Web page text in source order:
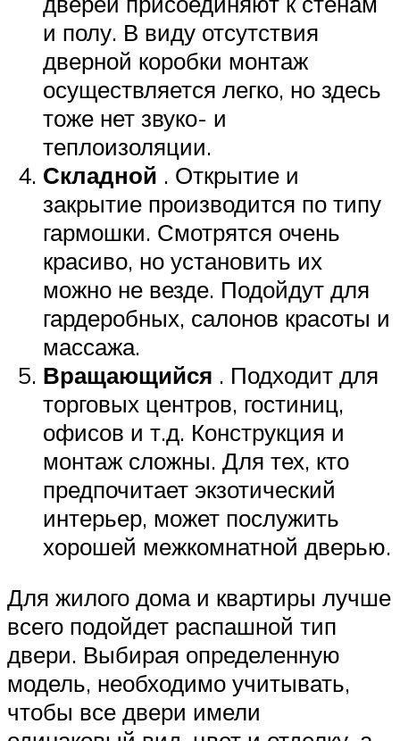
и полу. В виду отсутствия
дверной коробки монтаж
осуществляется легко, но здесь
тоже нет звуко- и
теплоизоляции.
Складной . Открытие и
закрытие производится по типу
гармошки. Смотрятся очень
красиво, но установить их
можно не везде. Подойдут для
гардеробных, салонов красоты и
массажа.
Вращающийся . Подходит для
торговых центров, гостиниц,
офисов и т.д. Конструкция и
монтаж сложны. Для тех, кто
предпочитает экзотический
интерьер, может послужить
хорошей межкомнатной дверью.
Для жилого дома и квартиры лучше
всего подойдет распашной тип
двери. Выбирая определенную
модель, необходимо учитывать,
чтобы все двери имели